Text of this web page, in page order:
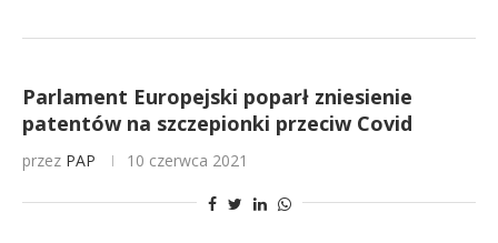
Parlament Europejski poparł zniesienie
patentów na szczepionki przeciw Covid
przez PAP 10 czerwca 2021